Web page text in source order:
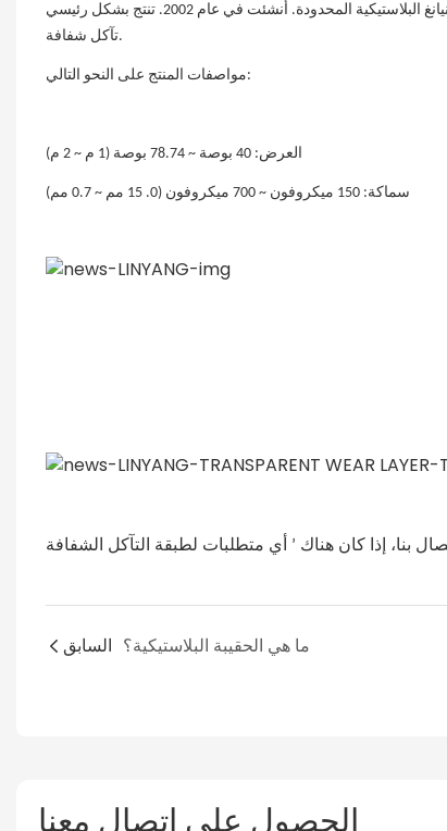
تآكل شفافة.
مواصفات المنتج على النحو التالي:
العرض: 40 بوصة ~ 78.74 بوصة (1 م ~ 2 م)
سماكة:150 ميكروفون ~ 700 ميكروفون (0. 15 مم ~ 0.7 مم)
بنا، إذا كان هناك ’
السابق ما هي الحقيبة البلاستيكية؟
الحصول على اتصال معنا